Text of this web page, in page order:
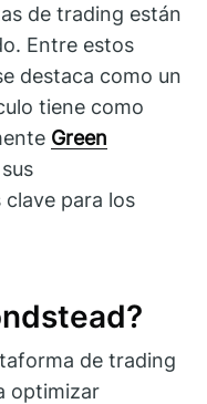
de trading están
Entre estos
destaca como un
tiene como
Green
para los
de trading
optimizar